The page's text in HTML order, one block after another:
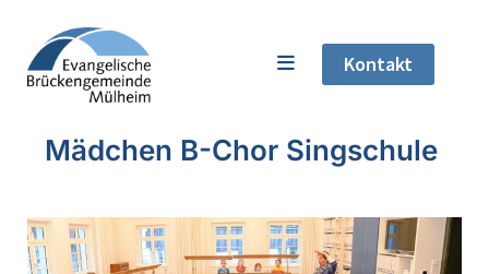
Kontakt
Mädchen B-Chor Singschule